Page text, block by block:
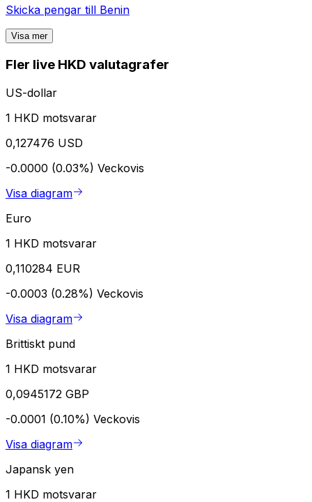
Skicka pengar till Benin
Visa mer
Fler live HKD valutagrafer
US-dollar
1 HKD motsvarar
0,127476 USD
-0.0000 (0.03%) Veckovis
Visa diagram
Euro
1 HKD motsvarar
0,110284 EUR
-0.0003 (0.28%) Veckovis
Visa diagram
Brittiskt pund
1 HKD motsvarar
0,0945172 GBP
-0.0001 (0.10%) Veckovis
Visa diagram
Japansk yen
1 HKD motsvarar